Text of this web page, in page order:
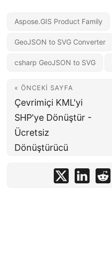
Aspose.GIS Product Family
GeoJSON to SVG Converter
csharp GeoJSON to SVG
« ÖNCEKI SAYFA
Çevrimiçi KML'yi
SHP'ye Dönüştür -
Ücretsiz
Dönüştürücü